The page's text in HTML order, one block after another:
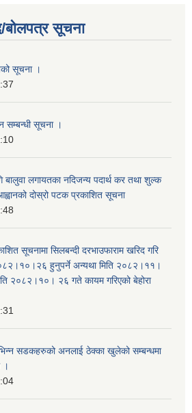
बोलपत्र सूचना
सूचना ।
सम्बन्धी सूचना ।
लगायतका नदिजन्य पदार्थ कर तथा शुल्क
दोस्रो पटक प्रकाशित सूचना
सूचनामा सिलबन्दी दरभाउफाराम खरिद गरि
हुनुपर्ने अन्यथा मिति २०८२।११।
२०८२।१०। २६ गते कायम गरिएको बेहोरा
सडकहरुको अनलाई ठेक्का खुलेको सम्बन्धमा
।